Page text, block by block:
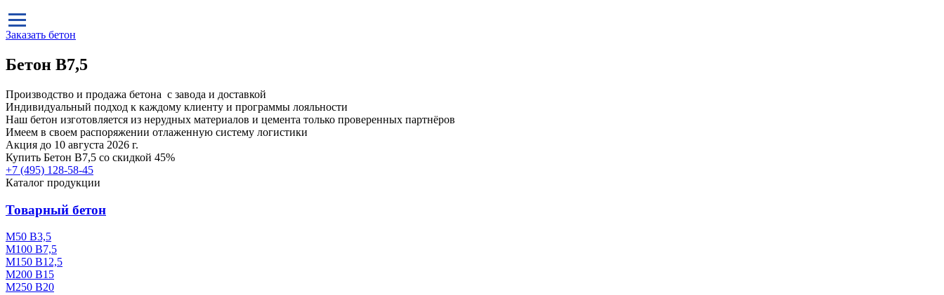
Заказать бетон
Бетон B7,5
Производство и продажа бетона с завода и доставкой
Индивидуальный подход к каждому клиенту и программы лояльности
Наш бетон изготовляется из нерудных материалов и цемента только проверенных партнёров
Имеем в своем распоряжении отлаженную систему логистики
Акция до 10 августа 2026 г.
Купить Бетон B7,5 со скидкой 45%
+7 (495) 128-58-45
Каталог продукции
Товарный бетон
М50 В3,5
М100 В7,5
М150 В12,5
М200 В15
М250 В20